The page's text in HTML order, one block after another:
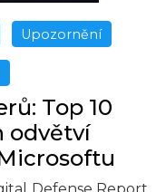
Upozornění
Top 10
odvětví
Defense Report